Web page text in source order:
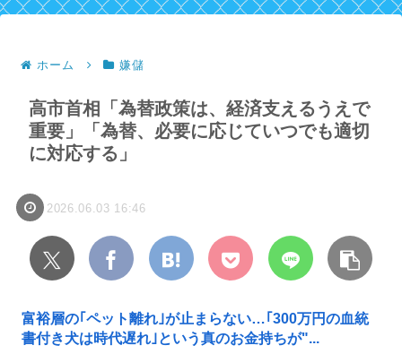
ホーム 嫌儲
高市首相「為替政策は、経済支えるうえで
重要」「為替、必要に応じていつでも適切
に対応する」
2026.06.03 16:46
富裕層の｢ペット離れ｣が止まらない…｢300万円の血統
書付き犬は時代遅れ｣という真のお金持ちが"...